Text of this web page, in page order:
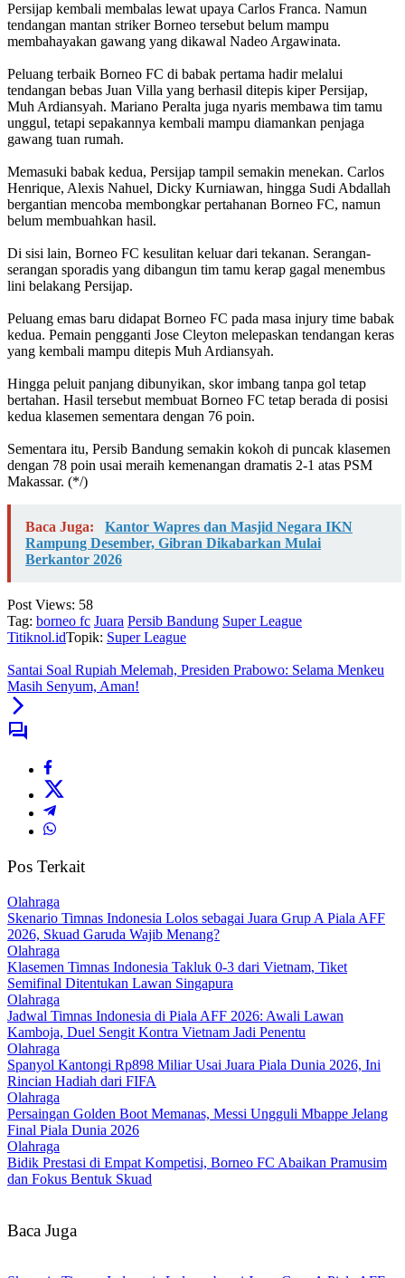
‎Persijap kembali membalas lewat upaya Carlos Franca. Namun
tendangan mantan striker Borneo tersebut belum mampu
membahayakan gawang yang dikawal Nadeo Argawinata.
‎Peluang terbaik Borneo FC di babak pertama hadir melalui
tendangan bebas Juan Villa yang berhasil ditepis kiper Persijap,
Muh Ardiansyah. Mariano Peralta juga nyaris membawa tim tamu
unggul, tetapi sepakannya kembali mampu diamankan penjaga
gawang tuan rumah.
‎Memasuki babak kedua, Persijap tampil semakin menekan. Carlos
Henrique, Alexis Nahuel, Dicky Kurniawan, hingga Sudi Abdallah
bergantian mencoba membongkar pertahanan Borneo FC, namun
belum membuahkan hasil.
‎Di sisi lain, Borneo FC kesulitan keluar dari tekanan. Serangan-
serangan sporadis yang dibangun tim tamu kerap gagal menembus
lini belakang Persijap.
‎Peluang emas baru didapat Borneo FC pada masa injury time babak
kedua. Pemain pengganti Jose Cleyton melepaskan tendangan keras
yang kembali mampu ditepis Muh Ardiansyah.
‎Hingga peluit panjang dibunyikan, skor imbang tanpa gol tetap
bertahan. Hasil tersebut membuat Borneo FC tetap berada di posisi
kedua klasemen sementara dengan 76 poin.
‎Sementara itu, Persib Bandung semakin kokoh di puncak klasemen
dengan 78 poin usai meraih kemenangan dramatis 2-1 atas PSM
Makassar. (*/)
Baca Juga:
Kantor Wapres dan Masjid Negara IKN
Rampung Desember, Gibran Dikabarkan Mulai
Berkantor 2026
Post Views: 58
Tag: borneo fc Juara Persib Bandung Super League
Titiknol.idTopik: Super League
Santai Soal Rupiah Melemah, Presiden Prabowo: Selama Menkeu
Masih Senyum, Aman!
Pos Terkait
Olahraga
Skenario Timnas Indonesia Lolos sebagai Juara Grup A Piala AFF
2026, Skuad Garuda Wajib Menang?
Olahraga
Klasemen Timnas Indonesia Takluk 0-3 dari Vietnam, Tiket
Semifinal Ditentukan Lawan Singapura
Olahraga
Jadwal Timnas Indonesia di Piala AFF 2026: Awali Lawan
Kamboja, Duel Sengit Kontra Vietnam Jadi Penentu
Olahraga
Spanyol Kantongi Rp898 Miliar Usai Juara Piala Dunia 2026, Ini
Rincian Hadiah dari FIFA‎
Olahraga
Persaingan Golden Boot Memanas, Messi Ungguli Mbappe Jelang
Final Piala Dunia 2026‎
Olahraga
Bidik Prestasi di Empat Kompetisi, Borneo FC Abaikan Pramusim
dan Fokus Bentuk Skuad
Baca Juga